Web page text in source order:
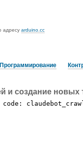
адресу arduino.cc
Программирование
и создание